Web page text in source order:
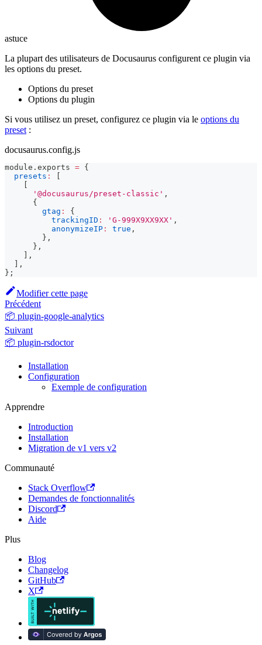
astuce
La plupart des utilisateurs de Docusaurus configurent ce plugin via
les options du preset.
Options du preset
Options du plugin
Si vous utilisez un preset, configurez ce plugin via le options du
preset :
docusaurus.config.js
module . exports = {
presets :
'@docusaurus/preset-classic' ,
{
gtag :
{
trackingID : 'G-999X9XX9XX' ,
anonymizeIP : true ,
} ,
} ,
,
,
} ;
Modifier cette page
Précédent
📦 plugin-google-analytics
Suivant
📦 plugin-rsdoctor
Installation
Configuration
Exemple de configuration
Apprendre
Introduction
Installation
Migration de v1 vers v2
Communauté
Stack Overflow
Demandes de fonctionnalités
Discord
Aide
Plus
Blog
Changelog
GitHub
X